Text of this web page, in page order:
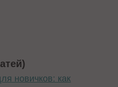
новичков: как